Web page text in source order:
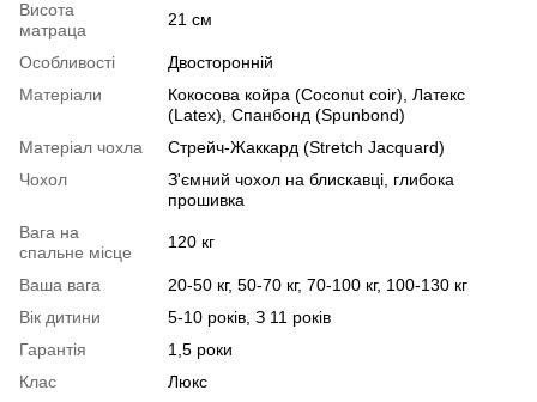
Висота
матраца
21 см
Особливості
Двосторонній
Матеріали
Кокосова койра (Coconut coir), Латекс
(Latex), Спанбонд (Spunbond)
Матеріал чохла
Стрейч-Жаккард (Stretch Jacquard)
Чохол
З'ємний чохол на блискавці, глибока
прошивка
Вага на
спальне місце
120 кг
Ваша вага
20-50 кг, 50-70 кг, 70-100 кг, 100-130 кг
Вік дитини
5-10 років, З 11 років
Гарантія
1,5 роки
Клас
Люкс